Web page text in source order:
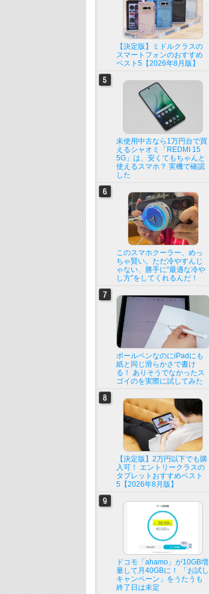
【決定版】ミドルクラスの
スマートフォンのおすすめ
ベスト5【2026年8月版】
未使用中古なら1万円台で買
えるシャオミ「REDMI 15
5G」は、安くてもちゃんと
使えるスマホ？ 実機で確認
した
このスマホクーラー、めっ
ちゃ賢い。ただ冷やすんじ
ゃない、勝手に“最適な冷や
し方”をしてくれるんだ！
ボールペンなのにiPadにも
紙と同じ滑らかさで書け
る！ ありそうでなかったス
ゴイのを実際に試してみた
【決定版】2万円以下でも購
入可！ エントリークラスの
タブレットおすすめベスト
5【2026年8月版】
ドコモ「ahamo」が10GB増
量して月40GBに！ 「お試し
キャンペーン」をうたうも
終了日は未定